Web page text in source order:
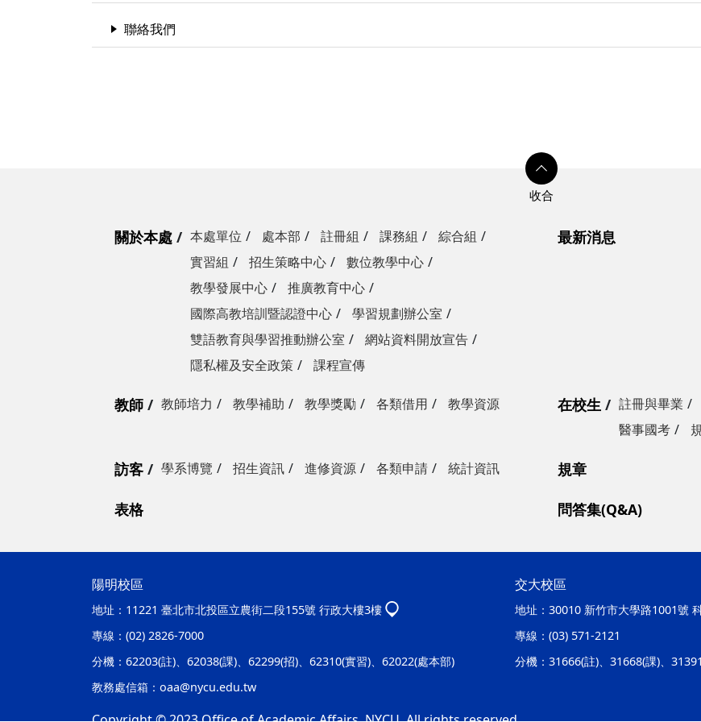
聯絡我們
關於本處 本處單位 處本部 註冊組 課務組
綜合組
實習組
招生策略中心
數位教學中心
教學發展中心
推廣教育中心
國際高教培訓暨認證中心
學習規劃辦公室
雙語教育與學習推動辦公室
網站資料開放宣告
隱私權及安全政策
課程宣傳
最新消息
教師 教師培力 教學補助 教學獎勵 各類借用 教學資源 在校生 註冊與畢業
醫事國考
訪客 學系博覽 招生資訊 進修資源 各類申請 統計資訊 規章
表格 問答集(Q&A)
陽明校區
地址： 11221 臺北市北投區立農街二段155號 行政大樓3樓
專線： (02) 2826-7000
分機： 62203(註)、62038(課)、62299(招)、62310(實習)、62022(處本部)
教務處信箱： oaa@nycu.edu.tw
交大校區
地址： 30010 新竹市大學路1001號
專線： (03) 571-2121
分機： 31666(註)、31668(課)、